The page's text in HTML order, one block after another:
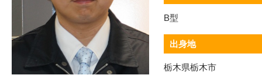
B型
出身地
栃木県栃木市